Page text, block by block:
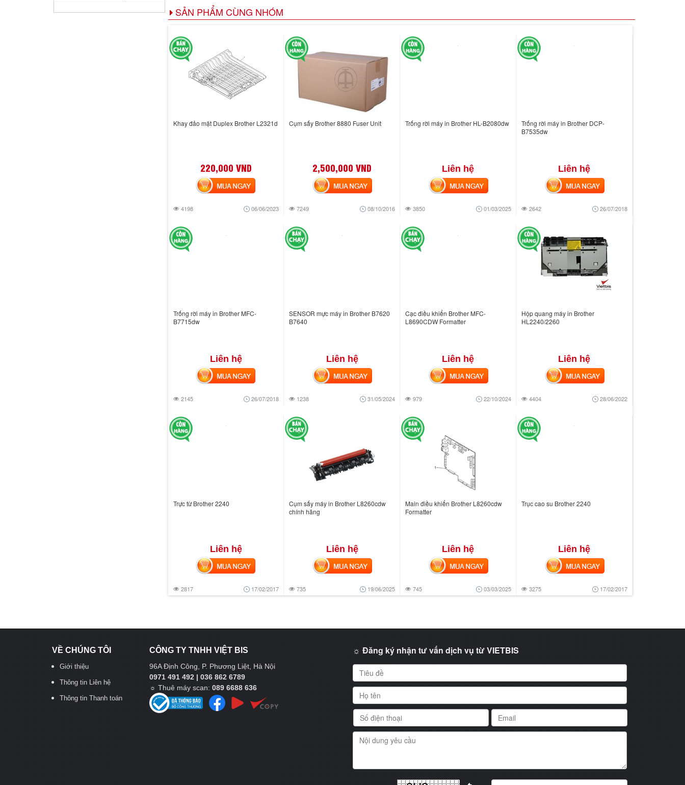
SẢN PHẨM CÙNG NHÓM
Khay đảo mặt Duplex Brother L2321d
220,000 VND
4198 06/06/2023
MUA NGAY
Cụm sấy Brother 8880 Fuser Unit
2,500,000 VND
7249 08/10/2016
MUA NGAY
Trống rời máy in Brother HL-B2080dw
Liên hệ
3850 01/03/2025
MUA NGAY
Trống rời máy in Brother DCP-
B7535dw
Liên hệ
2642 26/07/2018
MUA NGAY
Trống rời máy in Brother MFC-
B7715dw
Liên hệ
2145 26/07/2018
MUA NGAY
SENSOR mực máy in Brother B7620
B7640
Liên hệ
1238 31/05/2024
MUA NGAY
Cạc điều khiển Brother MFC-
L8690CDW Formatter
Liên hệ
979 22/10/2024
MUA NGAY
Hộp quang máy in Brother
HL2240/2260
Liên hệ
4404 28/06/2022
MUA NGAY
Trực từ Brother 2240
Liên hệ
2817 17/02/2017
MUA NGAY
Cụm sấy máy in Brother L8260cdw
chính hãng
Liên hệ
735 19/06/2025
MUA NGAY
Main điều khiển Brother L8260cdw
Formatter
Liên hệ
745 03/03/2025
MUA NGAY
Trục cao su Brother 2240
Liên hệ
3275 17/02/2017
MUA NGAY
VỀ CHÚNG TÔI
Giới thiệu
Thông tin Liên hệ
Thông tin Thanh toán
CÔNG TY TNHH VIỆT BIS
96A Định Công, P. Phương Liệt, Hà Nội
0971 491 492 | 036 862 6789
☼Thuê máy scan:089 6688 636
☼ Đăng ký nhận tư vấn dịch vụ từ VIETBIS